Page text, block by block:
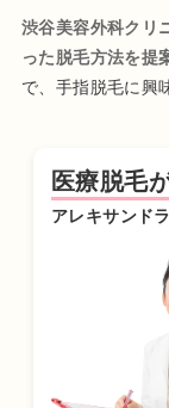
渋谷美容外科クリ
った脱毛方法を提
で、手指脱毛に興
医療脱毛
アレキサンド